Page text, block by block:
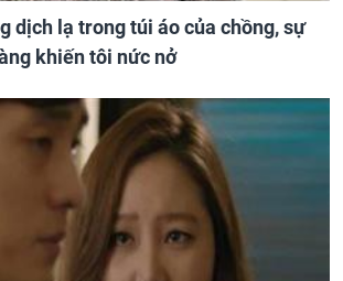
dịch lạ trong túi áo của chồng, sự
khiến tôi nức nở